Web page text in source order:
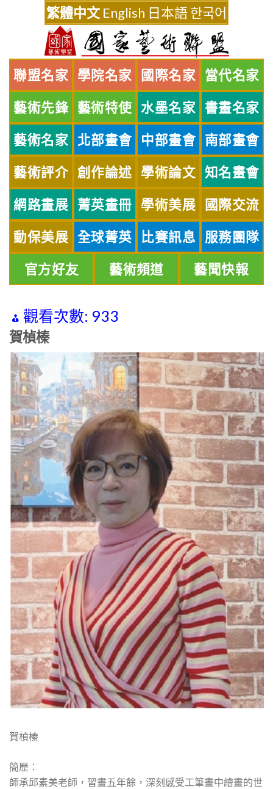
繁體中文 English 日本語한국어
聯盟名家 學院名家 國際名家 當代名家
藝術先鋒 藝術特使 水墨名家 書畫名家
藝術名家 北部畫會 中部畫會 南部畫會
藝術評介 創作論述 學術論文 知名畫會
網路畫展 菁英畫冊 學術美展 國際交流
動保美展 全球菁英 比賽訊息 服務團隊
官方好友 藝術頻道 藝聞快報
觀看次數: 933
賀楨榛
賀楨榛
簡歷：
師承邱素美老師，習畫五年餘，深刻感受工筆畫中繪畫的世